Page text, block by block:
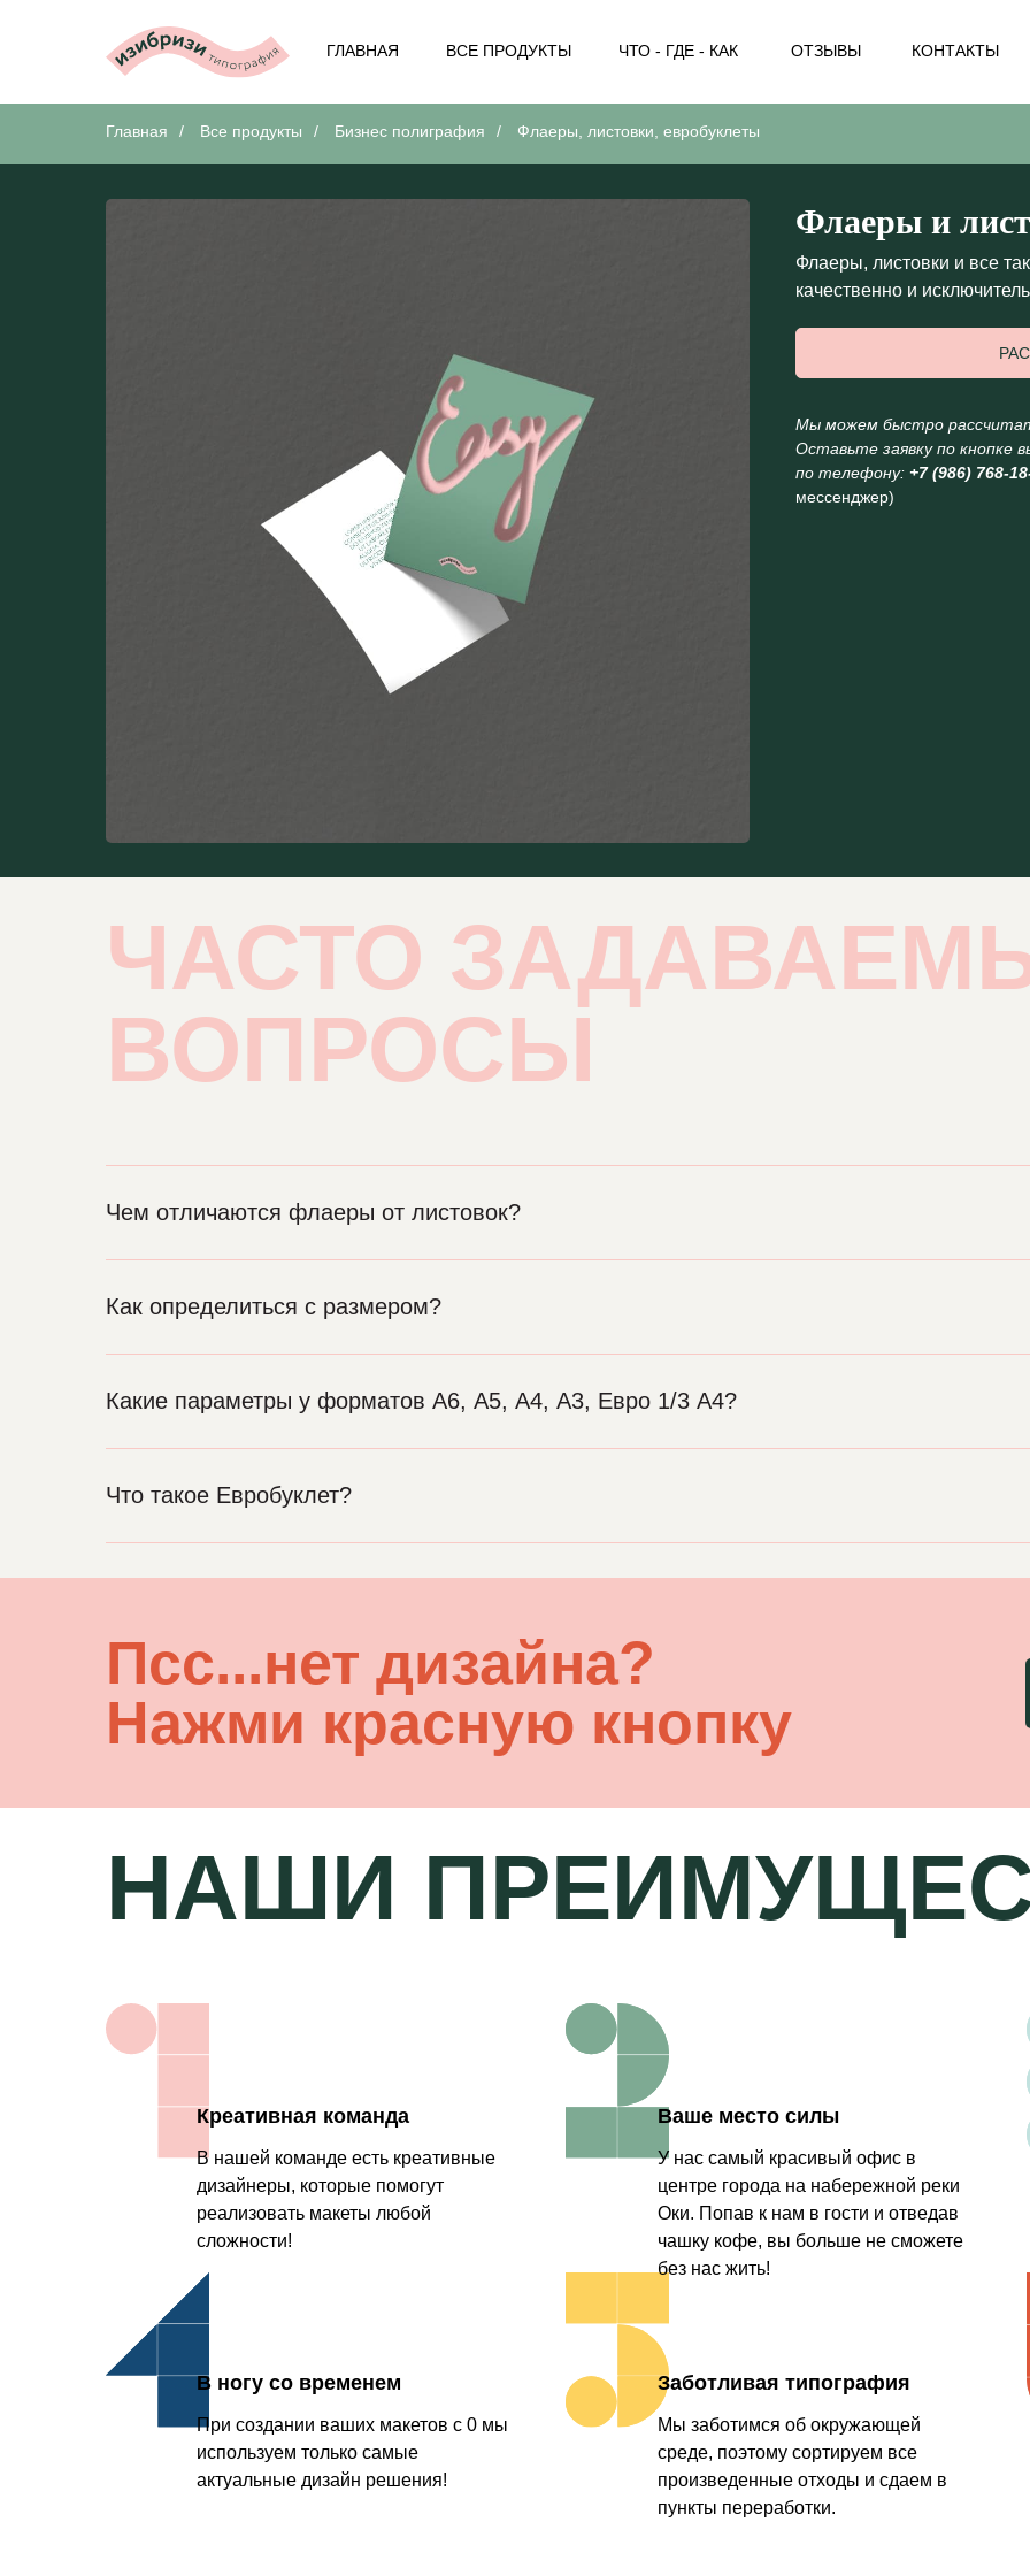
ГЛАВНАЯ ВСЕ ПРОДУКТЫ ЧТО - ГДЕ - КАК КОНТАКТЫ
ОТЗЫВЫ
МЕНЮ
МЕНЮ
Главная / Все продукты / Бизнес полиграфия / Флаеры, листовки, евробуклеты
Флаеры и
Флаеры, листовки и все
качественно и
Мы можем быстро
Оставьте заявку по кнопке
по телефону: +7 (986) 768-
мессенджер)
ЧАСТО
ВОПРОСЫ
Чем отличаются флаеры от листовок?
Как определиться с размером?
Какие параметры у форматов А6, А5, А4, А3, Евро 1/3 А4?
Что такое Евробуклет?
Пcc...нет дизайна?
Нажми красную кнопку
В нашей команде есть креативные
дизайнеры, которые помогут
реализовать макеты любой
сложности!
Креативная команда
У нас самый красивый офис в
центре города на набережной реки
Оки. Попав к нам в гости и отведав
чашку кофе, вы больше не сможете
без нас жить!
Ваше место силы
При создании ваших макетов с 0 мы
используем только самые
актуальные дизайн решения!
В ногу со временем
Мы заботимся об окружающей
среде, поэтому сортируем все
произведенные отходы и сдаем в
пункты переработки.
Заботливая типография
НАШИ